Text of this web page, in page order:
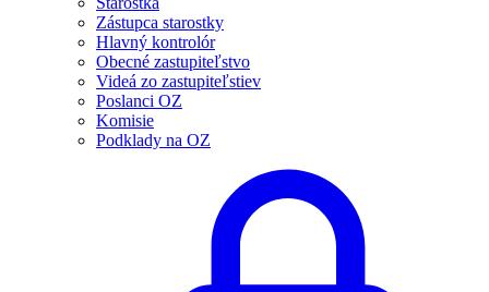
Zástupca starostky
Hlavný kontrolór
Obecné zastupiteľstvo
Videá zo zastupiteľstiev
Poslanci OZ
Komisie
Podklady na OZ